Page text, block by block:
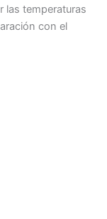
las temperaturas
con el